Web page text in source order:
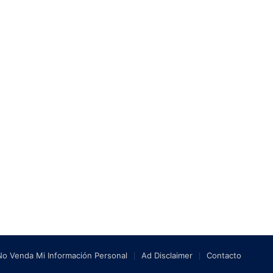
Venda Mi Información Personal Ad Disclaimer Contacto